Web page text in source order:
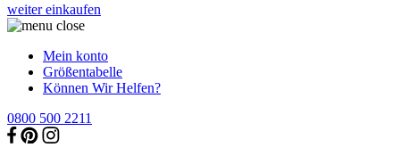
weiter einkaufen
Mein konto
Größentabelle
Können Wir Helfen?
0800 500 2211